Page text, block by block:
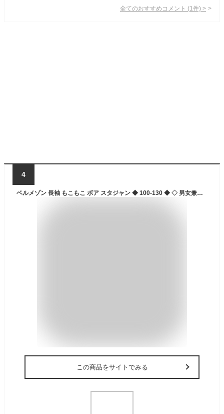
全てのおすすめコメント (1 件) >
4
ベルメゾン 長袖 もこもこ ボア スタジャン ◆ 100-130 ◆ ◇ 男女兼用 女児 男児 男の子 女の子 子ども 子供 キッズ KIDS 服 アウター アウターウェア 上着 ジャケット 通園 通学 幼稚園 保育園 園 小学生 シンプル おしゃれ カジュアル
この商品をサイトでみる